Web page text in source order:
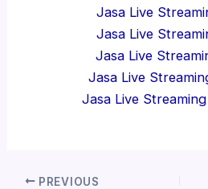
Jasa Live
Jasa Live
Jasa Live
Jasa Live
Jasa Live
PREVIOUS